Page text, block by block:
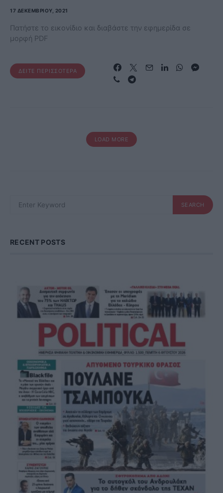
17 ΔΕΚΕΜΒΡΊΟΥ, 2021
Πατήστε το εικονίδιο και διαβάστε την εφημερίδα σε
μορφή PDF
ΔΕΊΤΕ ΠΕΡΙΣΣΌΤΕΡΑ
LOAD MORE
FOR:
SEARCH
RECENT POSTS